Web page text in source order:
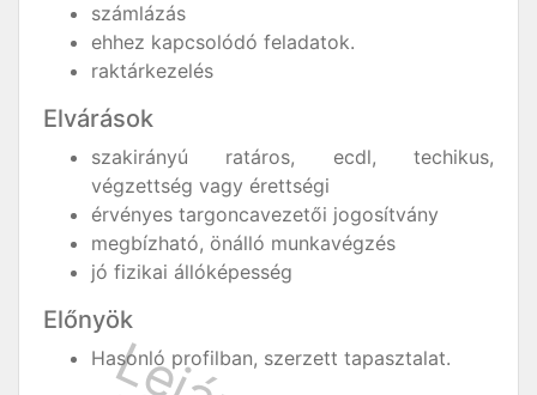
számlázás
ehhez kapcsolódó feladatok.
raktárkezelés
Elvárások
szakirányú ratáros, ecdl, techikus,
végzettség vagy érettségi
érvényes targoncavezetői jogosítvány
megbízható, önálló munkavégzés
jó fizikai állóképesség
Előnyök
Hasonló profilban, szerzett tapasztalat.